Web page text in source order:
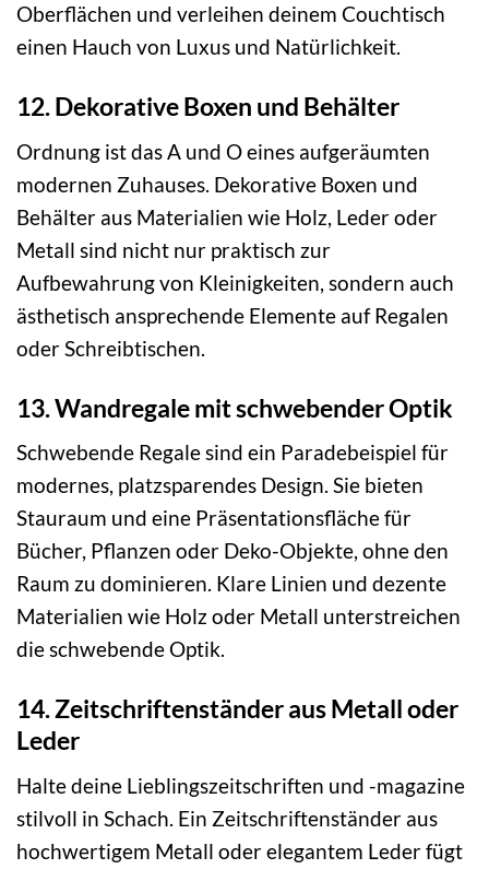
Oberflächen und verleihen deinem Couchtisch
einen Hauch von Luxus und Natürlichkeit.
12. Dekorative Boxen und Behälter
Ordnung ist das A und O eines aufgeräumten
modernen Zuhauses. Dekorative Boxen und
Behälter aus Materialien wie Holz, Leder oder
Metall sind nicht nur praktisch zur
Aufbewahrung von Kleinigkeiten, sondern auch
ästhetisch ansprechende Elemente auf Regalen
oder Schreibtischen.
13. Wandregale mit schwebender Optik
Schwebende Regale sind ein Paradebeispiel für
modernes, platzsparendes Design. Sie bieten
Stauraum und eine Präsentationsfläche für
Bücher, Pflanzen oder Deko-Objekte, ohne den
Raum zu dominieren. Klare Linien und dezente
Materialien wie Holz oder Metall unterstreichen
die schwebende Optik.
14. Zeitschriftenständer aus Metall oder
Leder
Halte deine Lieblingszeitschriften und -magazine
stilvoll in Schach. Ein Zeitschriftenständer aus
hochwertigem Metall oder elegantem Leder fügt